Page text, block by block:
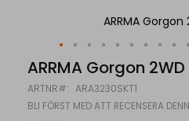
ARRMA Gorgon
Hoppa
till
början
av
ARRMA Gorgon 2WD
ARTNR ARA3230SKT1
BLI FÖRST MED ATT RECENSERA